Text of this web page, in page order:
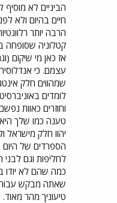
הביניים לא
חיים בהיום ולא
הרבה יותר
קטלוניה שסופחה
אז כאן מי שיקום
עצמם. כי
שמהווים חלק
לומדים
וחוזרים כאוות
טענה כמו שלך
יהוו חלק מישראל
הספרדים של היום
לחליפות וגם לבני
כמה שהם לא יודו
שאתה מבקש
טיעוניך מהר מאוד.